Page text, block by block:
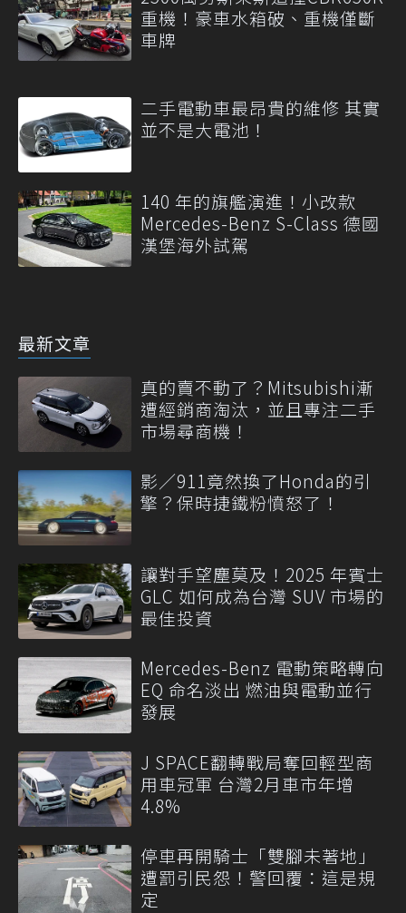
重機！豪車水箱破、重機僅斷
車牌
二手電動車最昂貴的維修 其實
並不是大電池！
140 年的旗艦演進！小改款
Mercedes-Benz S-Class 德國
漢堡海外試駕
最新文章
真的賣不動了？Mitsubishi漸
遭經銷商淘汰，並且專注二手
市場尋商機！
影／911竟然換了Honda的引
擎？保時捷鐵粉憤怒了！
讓對手望塵莫及！2025 年賓士
GLC 如何成為台灣 SUV 市場的
最佳投資
Mercedes-Benz 電動策略轉向
EQ 命名淡出 燃油與電動並行
發展
J SPACE翻轉戰局奪回輕型商
用車冠軍 台灣2月車市年增
4.8%
停車再開騎士「雙腳未著地」
遭罰引民怨！警回覆：這是規
定